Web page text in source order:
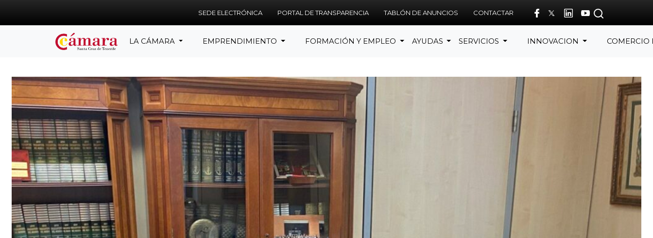
SEDE ELECTRÓNICA PORTAL DE TRANSPARENCIA TABLÓN DE ANUNCIOS CONTACTAR
LA CÁMARA EMPRENDIMIENTO FORMACIÓN Y EMPLEO AYUDAS SERVICIOS INNOVACION COMERCIO